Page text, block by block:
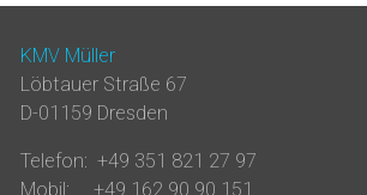
KMV Müller
Löbtauer Straße 67
D-01159 Dresden
Telefon: +49 351 821 27 97
Mobil: +49 162 90 90 151